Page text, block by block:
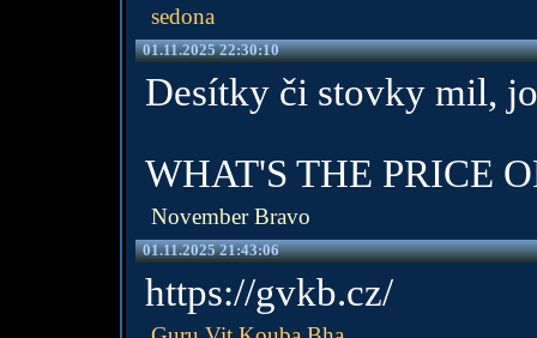
sedona
01.11.2025 22:30:10
Desítky či stovky mil,
WHAT'S THE PRICE
November Bravo
01.11.2025 21:43:06
https://gvkb.cz/